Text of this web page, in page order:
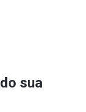
sua